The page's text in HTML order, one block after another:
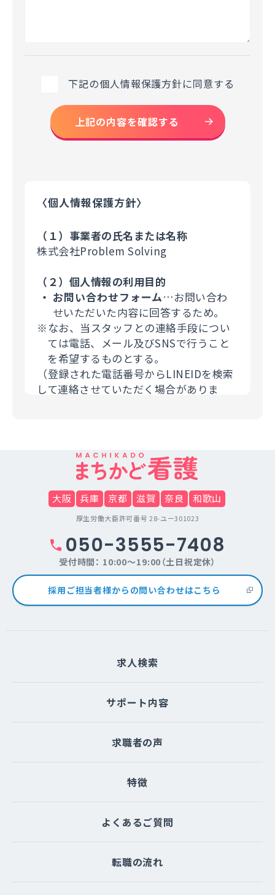
下記の個人情報保護方針に同意する
上記の内容を確認する
〈個人情報保護方針〉
（１）事業者の氏名または名称
株式会社Problem Solving
（２）個人情報の利用目的
お問い合わせフォーム…お問い合わ
せいただいた内容に回答するため。
※なお、当スタッフとの連絡手段につい
ては電話、メール及びSNSで行うこと
を希望するものとする。
（登録された電話番号からLINEIDを検索
して連絡させていただく場合がありま
利用者の個人情報について、利用者本人
の同意を得ずに当サービス利用企業など
の第三者に開示することは、原則いたし
ません。提供先・提供情報内容を特定し
たうえで、利用者の同意を得た場合に限
用者の個人情報を提供することがありま
（４）個人情報の取扱いの委託について
当サイトは利用目的の達成に必要な範囲
たは一部を委託する場合があります。な
は適切な委託先を選定し、個人情報が安
全に管理されるよう適切に監督いたしま
（５）個人情報を与えなかった場合に生
個人情報を与えることは任意です。個人
けない場合は、お問い合わせ内容に回答
できない可能性があります。
ご本人からの求めにより、当サイトが保
有する開示対象個人情報に関する開示、
大阪 兵庫 京都 滋賀 奈良 和歌山
厚生労働大臣許可番号 28-ユー301023
050-3555-7408
受付時間： 10:00～19:00（土日祝定休）
採用ご担当者様からの問い合わせはこちら
求人検索
サポート内容
求職者の声
特徴
よくあるご質問
転職の流れ